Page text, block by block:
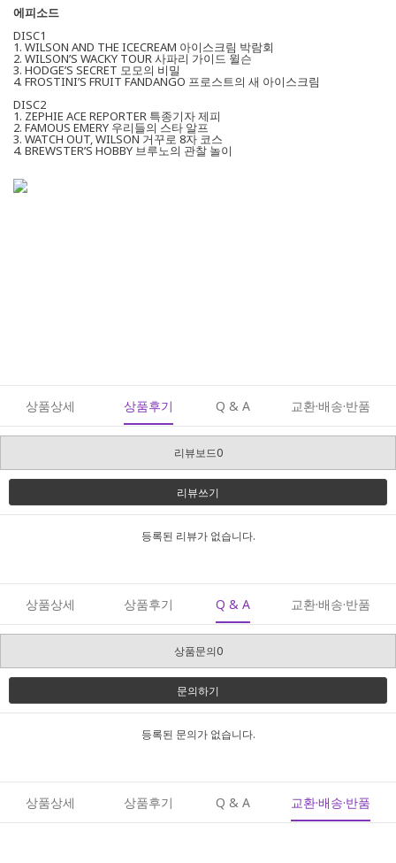
에피소드
DISC1
1. WILSON AND THE ICECREAM 아이스크림 박람회
2. WILSON’S WACKY TOUR 사파리 가이드 윌슨
3. HODGE’S SECRET 모모의 비밀
4. FROSTINI’S FRUIT FANDANGO 프로스트의 새 아이스크림
DISC2
1. ZEPHIE ACE REPORTER 특종기자 제피
2. FAMOUS EMERY 우리들의 스타 알프
3. WATCH OUT, WILSON 거꾸로 8자 코스
4. BREWSTER’S HOBBY 브루노의 관찰 놀이
상품상세 상품후기 Q & A 교환·배송·반품
리뷰보드0
리뷰쓰기
등록된 리뷰가 없습니다.
상품상세 상품후기 Q & A 교환·배송·반품
상품문의0
문의하기
등록된 문의가 없습니다.
상품상세 상품후기 Q & A 교환·배송·반품